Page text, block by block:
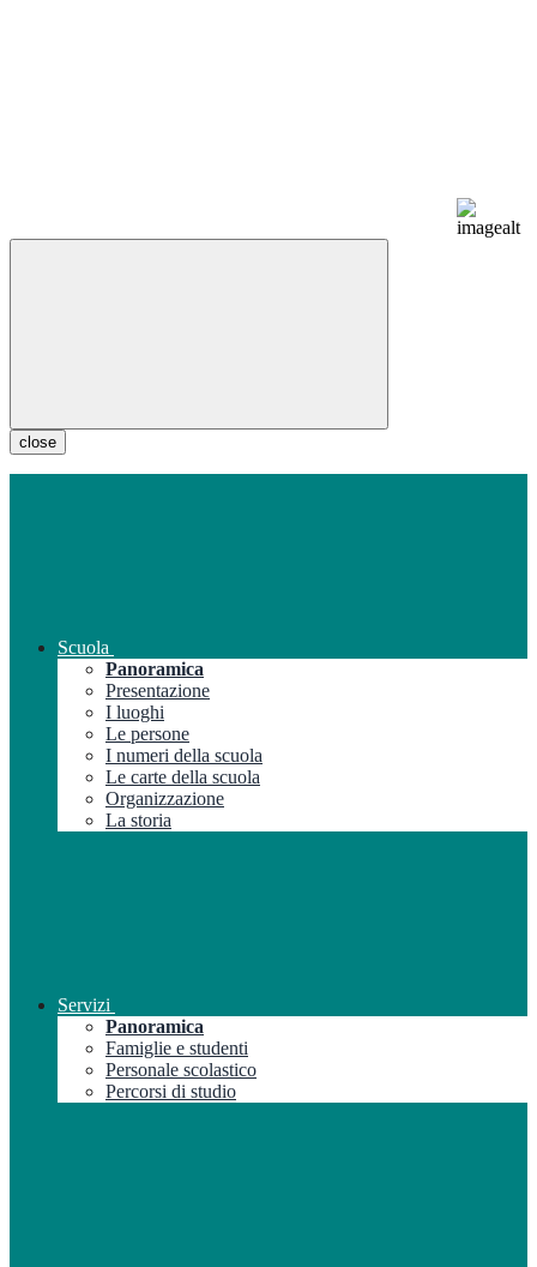
close
Scuola
Panoramica
Presentazione
I luoghi
Le persone
I numeri della scuola
Le carte della scuola
Organizzazione
La storia
Servizi
Panoramica
Famiglie e studenti
Personale scolastico
Percorsi di studio